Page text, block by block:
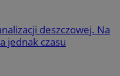
deszczowej. Na
jednak czasu